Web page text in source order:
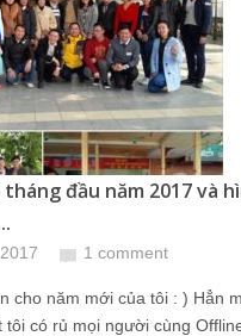
đầu năm 2017 và
1 comment
cho năm mới của tôi : ) Hẳn
có rủ mọi người cùng